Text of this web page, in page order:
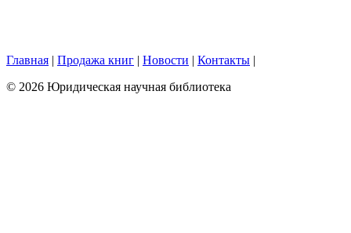
Главная | Продажа книг | Новости | Контакты |
© 2026 Юридическая научная библиотека